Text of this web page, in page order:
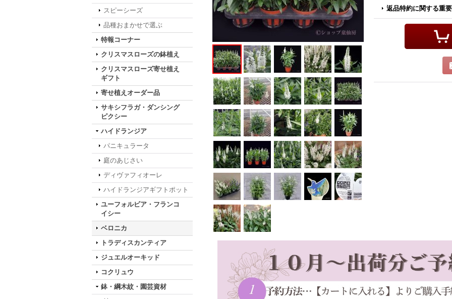
スピーシーズ
品種おまかせで選ぶ
特報コーナー
クリスマスローズの鉢植え
クリスマスローズ寄せ植え
ギフト
寄せ植えオーダー品
サキシフラガ・ダンシング
ピクシー
ハイドランジア
パニキュラータ
庭のあじさい
ディヴァフィオーレ
ハイドランジアギフトポット
ユーフォルビア・フランコ
イシー
ベロニカ
トラディスカンティア
ジュエルオーキッド
コクリュウ
鉢・綱木紋・園芸資材
返品特約に関する重